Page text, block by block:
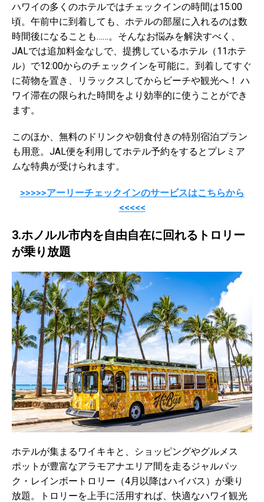
ハワイの多くのホテルではチェックインの時間は15:00
頃。午前中に到着しても、ホテルの部屋に入れるのは数
時間後になることも……。そんなお悩みを解決すべく、
JALでは追加料金なしで、提携しているホテル（11ホテ
ル）で12:00からのチェックインを可能に。到着してすぐ
に荷物を置き、リラックスしてからビーチや観光へ！ ハ
ワイ滞在の限られた時間をより効率的に使うことができ
ます。
このほか、無料のドリンクや朝食付きの特別宿泊プラン
も用意。JAL便を利用してホテル予約をするとプレミア
ムな特典が受けられます。
>>>>>アーリーチェックインのサービスはこちらから
<<<<<
3.ホノルル市内を自由自在に回れるトロリー
が乗り放題
ホテルが集まるワイキキと、ショッピングやグルメス
ポットが豊富なアラモアナエリア間を走るジャルパッ
ク・レインボートロリー（4月以降はハイバス）が乗り
放題。トロリーを上手に活用すれば、快適なハワイ観光